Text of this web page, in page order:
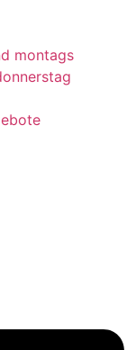
montags